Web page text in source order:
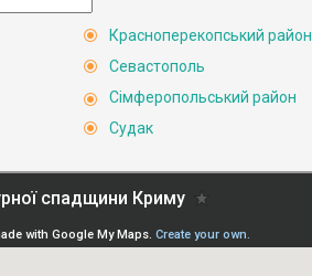
Красноперекопський район
Севастополь
Сімферопольський район
Судак